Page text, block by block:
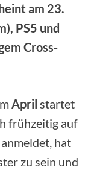
am 23.
PS5 und
Cross-
April startet
frühzeitig auf
anmeldet, hat
zu sein und